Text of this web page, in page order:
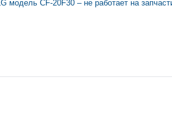
модель CF-20F30 – не работает на